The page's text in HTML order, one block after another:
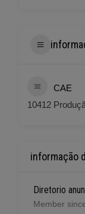
CAE
10412
informação
Diretorio
Member